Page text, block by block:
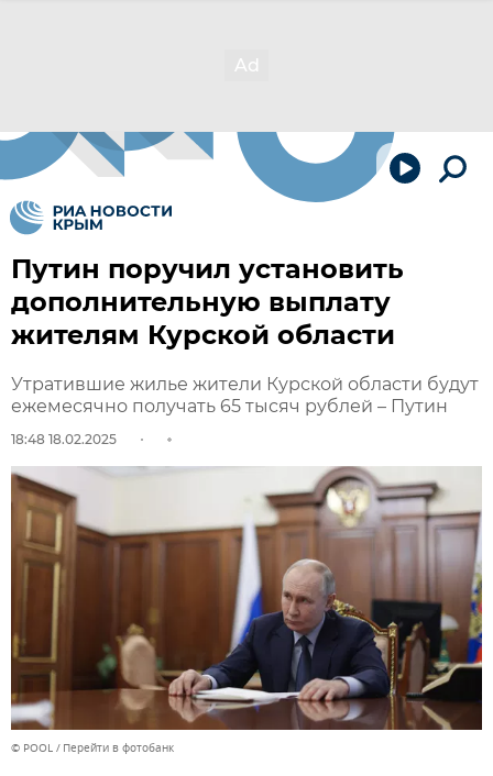
Путин поручил установить
дополнительную выплату
жителям Курской области
Утратившие жилье жители Курской области будут
ежемесячно получать 65 тысяч рублей – Путин
18:48 18.02.2025
© POOL Перейти в фотобанк